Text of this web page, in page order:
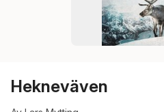
Hekneväven